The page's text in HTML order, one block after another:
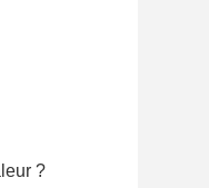
?